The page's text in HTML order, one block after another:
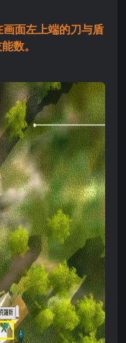
面左上端的刀与盾
数。